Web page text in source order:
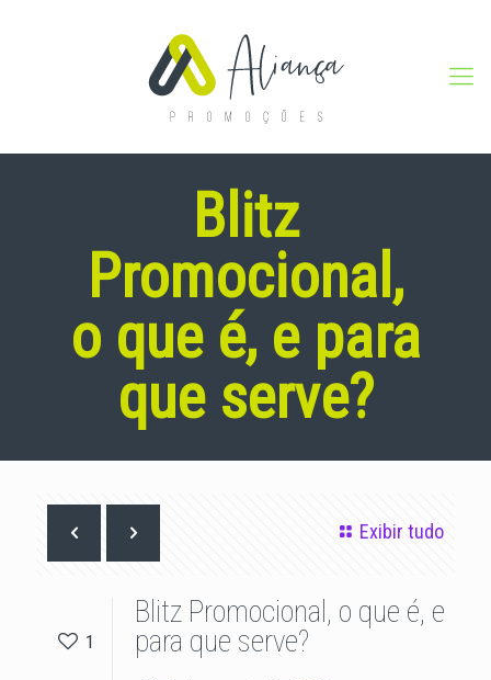
Blitz
Promocional,
o que é, e para
que serve?
Exibir tudo
1
Blitz Promocional, o que é, e
para que serve?